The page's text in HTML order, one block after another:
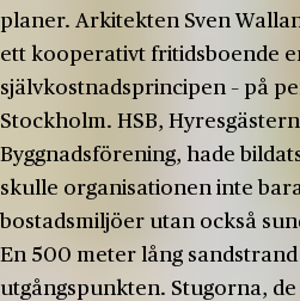
planer. Arkitekten Sven
ett kooperativt fritidsboende
självkostnadsprincipen – på
Stockholm. HSB,
Byggnadsförening, hade
skulle organisationen inte
bostadsmiljöer utan också
En 500 meter lång
utgångspunkten. Stugorna,